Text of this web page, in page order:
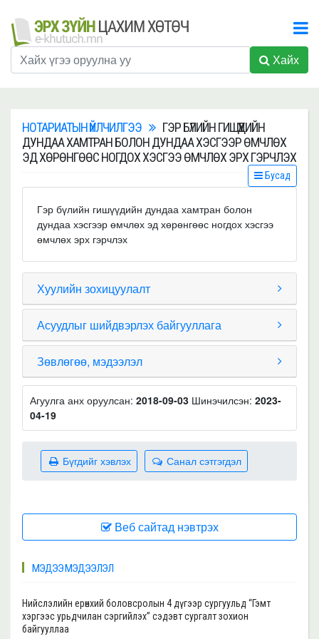
Хайх
НОТАРИАТЫН ҮЙЛЧИЛГЭЭ
ГЭР БҮЛИЙН ГИШҮҮДИЙН
ДУНДАА ХАМТРАН БОЛОН ДУНДАА ХЭСГЭЭР ӨМЧЛӨХ
ЭД ХӨРӨНГӨӨС НОГДОХ ХЭСГЭЭ ӨМЧЛӨХ ЭРХ ГЭРЧЛЭХ
Бусад
Гэр бүлийн гишүүдийн дундаа хамтран болон
дундаа хэсгээр өмчлөх эд хөрөнгөөс ногдох хэсгээ
өмчлөх эрх гэрчлэх
Хуулийн зохицуулалт
Асуудлыг шийдвэрлэх байгууллага
Зөвлөгөө, мэдээлэл
Агуулга анх оруулсан: 2018-09-03 Шинэчилсэн: 2023-
04-19
Санал сэтгэгдэл
Бүгдийг хэвлэх
Веб сайтад нэвтрэх
МЭДЭЭ МЭДЭЭЛЭЛ
Нийслэлийн ерөнхий боловсролын 4 дүгээр сургуульд “Гэмт
хэргээс урьдчилан сэргийлэх” сэдэвт сургалт зохион
байгууллаа